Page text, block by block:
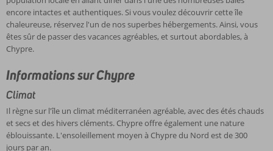
ne
manquent
pas
à
Chypre
Nord
est
une
destination
idéale
de
culture.
À
Chypre,
vous
entourés
par
hauts
sites
culturels.
rencontre
de
la
population
locale
allant
dîner
l'une
des
nombreuses
chauds
et
secs
et
des
cléments.
Chypre
également
une
nature
une
partie
turque
et
une
grecque.
On
parle
aussi
bien
appartements
à
Chypre
Corendon
a
une
variée
et
d'hôtels
situés
dans
les
encore intactes et authentiques. Si vous voulez découvrir cette île
chaleureuse, réservez l'un de nos superbes hébergements. Ainsi, vous
êtes sûr de passer des vacances agréables, et surtout abordables, à
Chypre.
Informations sur Chypre
Climat
Il règne sur l'île un climat méditerranéen agréable, avec des étés chauds
et secs et des hivers cléments. Chypre offre également une nature
éblouissante. L'ensoleillement moyen à Chypre du Nord est de 300
jours par an.